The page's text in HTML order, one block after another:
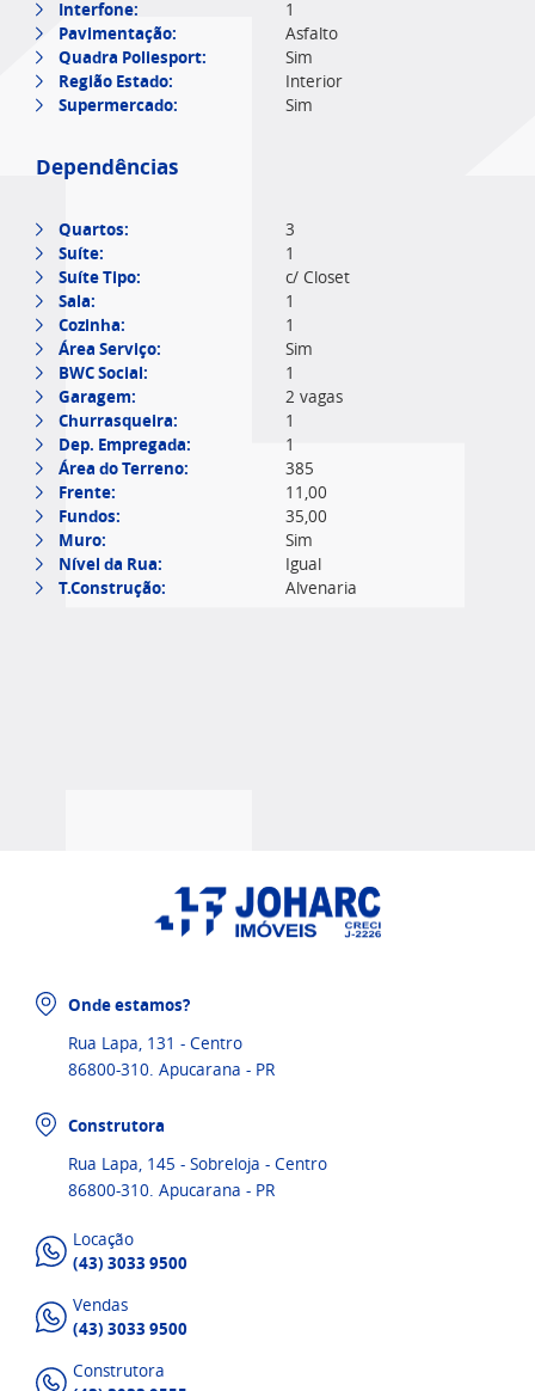
Interfone: 1
Pavimentação: Asfalto
Quadra Poliesport: Sim
Região Estado: Interior
Supermercado: Sim
Dependências
Quartos: 3
Suíte: 1
Suíte Tipo: c/ Closet
Sala: 1
Cozinha: 1
Área Serviço: Sim
BWC Social: 1
Garagem: 2 vagas
Churrasqueira: 1
Dep. Empregada: 1
Área do Terreno: 385
Frente: 11,00
Fundos: 35,00
Muro: Sim
Nível da Rua: Igual
T.Construção: Alvenaria
Onde estamos?
Rua Lapa, 131 - Centro
86800-310. Apucarana - PR
Construtora
Rua Lapa, 145 - Sobreloja - Centro
86800-310. Apucarana - PR
Locação
(43) 3033 9500
Vendas
(43) 3033 9500
Construtora